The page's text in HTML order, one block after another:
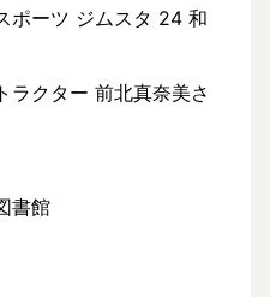
ポーツ ジムスタ 24 和
ラクター 前北真奈美さ
書館